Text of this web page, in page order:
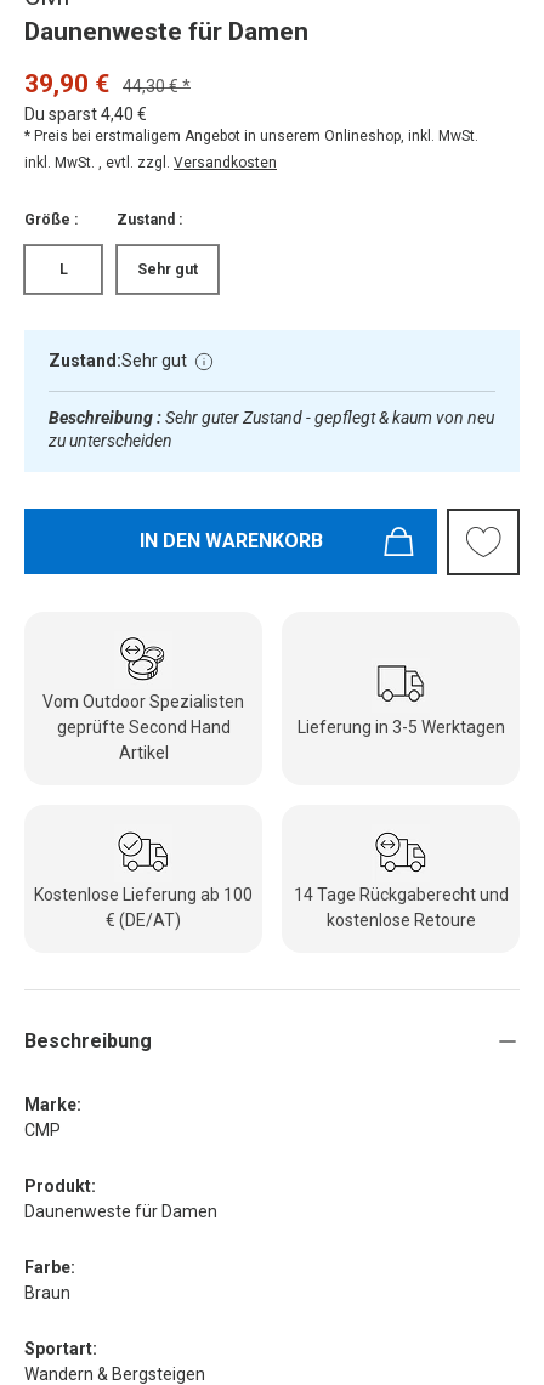
Daunenweste für Damen
39,90 €
44,30 € *
Du sparst 4,40 €
* Preis bei erstmaligem Angebot in unserem Onlineshop, inkl. MwSt.
inkl. MwSt. , evtl. zzgl. Versandkosten
Größe :
L
Zustand :
Sehr gut
Zustand:Sehr gut
Beschreibung :Sehr guter Zustand - gepflegt & kaum von neu
zu unterscheiden
IN DEN WARENKORB
Vom Outdoor Spezialisten
geprüfte Second Hand
Artikel
Lieferung in 3-5 Werktagen
Kostenlose Lieferung ab 100
€ (DE/AT)
14 Tage Rückgaberecht und
kostenlose Retoure
Beschreibung
Marke:
CMP
Produkt:
Daunenweste für Damen
Farbe:
Braun
Sportart:
Wandern & Bergsteigen